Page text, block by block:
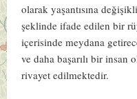
olarak yaşantısına
şeklinde ifade edilen bir
içerisinde meydana
ve daha başarılı bir insan
rivayet edilmektedir.